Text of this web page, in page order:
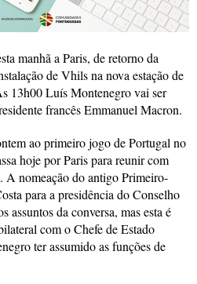
manhã a Paris, de retorno da
de Vhils na nova estação de
13h00 Luís Montenegro vai ser
francês Emmanuel Macron.
ao primeiro jogo de Portugal no
hoje por Paris para reunir com
A nomeação do antigo Primeiro-
para a presidência do Conselho
assuntos da conversa, mas esta é
com o Chefe de Estado
ter assumido as funções de